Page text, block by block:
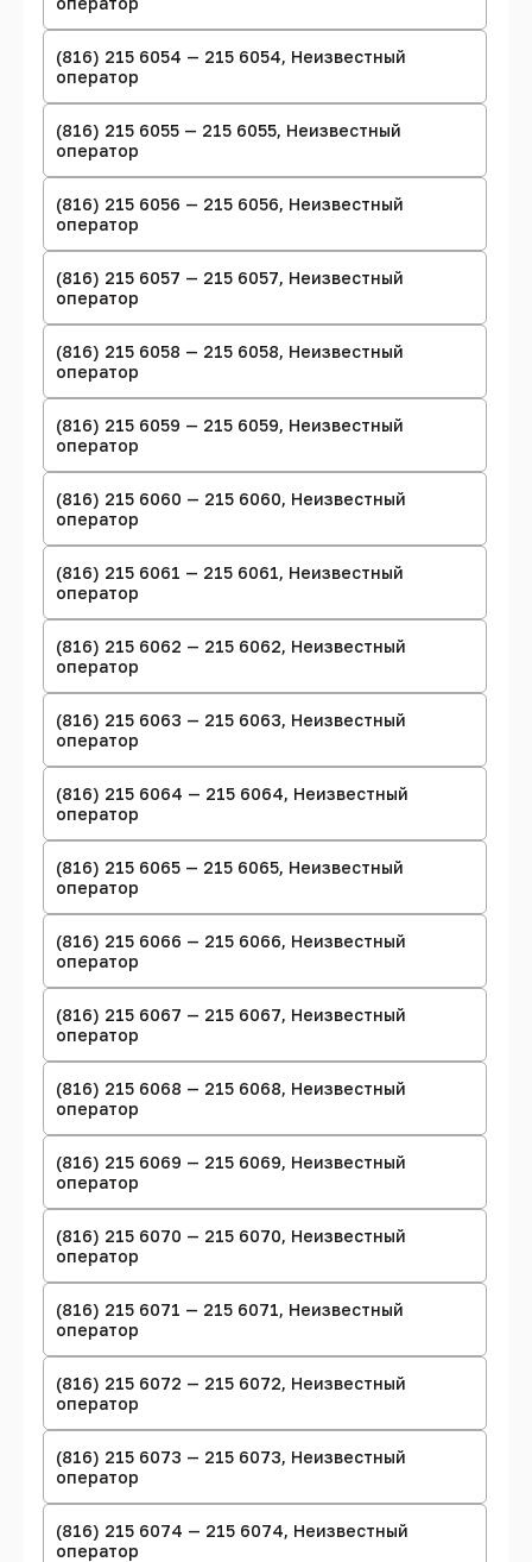
(816) 215 6054 — 215 6054, Неизвестный
оператор
(816) 215 6055 — 215 6055, Неизвестный
оператор
(816) 215 6056 — 215 6056, Неизвестный
оператор
(816) 215 6057 — 215 6057, Неизвестный
оператор
(816) 215 6058 — 215 6058, Неизвестный
оператор
(816) 215 6059 — 215 6059, Неизвестный
оператор
(816) 215 6060 — 215 6060, Неизвестный
оператор
(816) 215 6061 — 215 6061, Неизвестный
оператор
(816) 215 6062 — 215 6062, Неизвестный
оператор
(816) 215 6063 — 215 6063, Неизвестный
оператор
(816) 215 6064 — 215 6064, Неизвестный
оператор
(816) 215 6065 — 215 6065, Неизвестный
оператор
(816) 215 6066 — 215 6066, Неизвестный
оператор
(816) 215 6067 — 215 6067, Неизвестный
оператор
(816) 215 6068 — 215 6068, Неизвестный
оператор
(816) 215 6069 — 215 6069, Неизвестный
оператор
(816) 215 6070 — 215 6070, Неизвестный
оператор
(816) 215 6071 — 215 6071, Неизвестный
оператор
(816) 215 6072 — 215 6072, Неизвестный
оператор
(816) 215 6073 — 215 6073, Неизвестный
оператор
(816) 215 6074 — 215 6074, Неизвестный
оператор